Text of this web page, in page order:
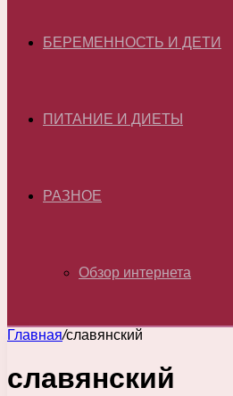
БЕРЕМЕННОСТЬ И ДЕТИ
ПИТАНИЕ И ДИЕТЫ
РАЗНОЕ
Обзор интернета
Главная/славянский
славянский